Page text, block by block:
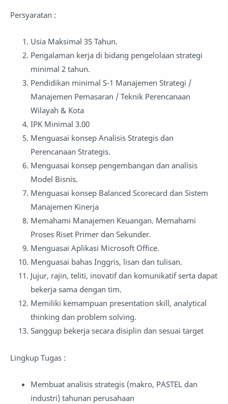
Persyaratan :
Usia Maksimal 35 Tahun.
Pengalaman kerja di bidang pengelolaan strategi
minimal 2 tahun.
Pendidikan minimal S-1 Manajemen Strategi /
Manajemen Pemasaran / Teknik Perencanaan
Wilayah & Kota
IPK Minimal 3.00
Menguasai konsep Analisis Strategis dan
Perencanaan Strategis.
Menguasai konsep pengembangan dan analisis
Model Bisnis.
Menguasai konsep Balanced Scorecard dan Sistem
Manajemen Kinerja
Memahami Manajemen Keuangan. Memahami
Proses Riset Primer dan Sekunder.
Menguasai Aplikasi Microsoft Office.
Menguasai bahas Inggris, lisan dan tulisan.
Jujur, rajin, teliti, inovatif dan komunikatif serta dapat
bekerja sama dengan tim.
Memiliki kemampuan presentation skill, analytical
thinking dan problem solving.
Sanggup bekerja secara disiplin dan sesuai target
Lingkup Tugas :
Membuat analisis strategis (makro, PASTEL dan
industri) tahunan perusahaan